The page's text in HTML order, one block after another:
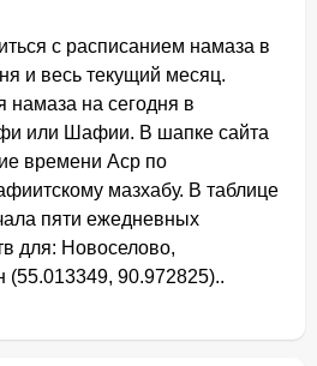
с расписанием намаза в
и весь текущий месяц.
намаза на сегодня в
или Шафии. В шапке сайта
времени Аср по
мазхабу. В таблице
пяти ежедневных
для: Новоселово,
(55.013349, 90.972825)..